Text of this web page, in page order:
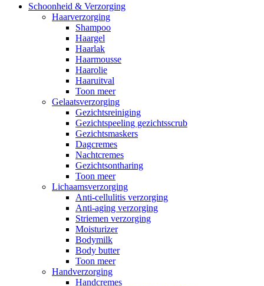
Schoonheid & Verzorging
Haarverzorging
Shampoo
Haargel
Haarlak
Haarmousse
Haarolie
Haaruitval
Toon meer
Gelaatsverzorging
Gezichtsreiniging
Gezichtspeeling gezichtsscrub
Gezichtsmaskers
Dagcremes
Nachtcremes
Gezichtsontharing
Toon meer
Lichaamsverzorging
Anti-cellulitis verzorging
Anti-aging verzorging
Striemen verzorging
Moisturizer
Bodymilk
Body butter
Toon meer
Handverzorging
Handcremes